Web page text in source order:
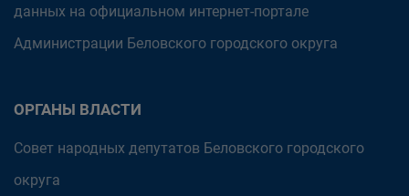
данных на официальном интернет-портале
Администрации Беловского городского округа
ОРГАНЫ ВЛАСТИ
Совет народных депутатов Беловского городского
округа